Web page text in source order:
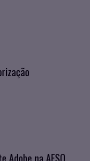
Adobe na AESO